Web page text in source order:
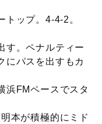
k
トップ。4-4-2。
す。ペナルティー
にパスを出すもカ
浜FMペースでスタ
本が積極的にミド